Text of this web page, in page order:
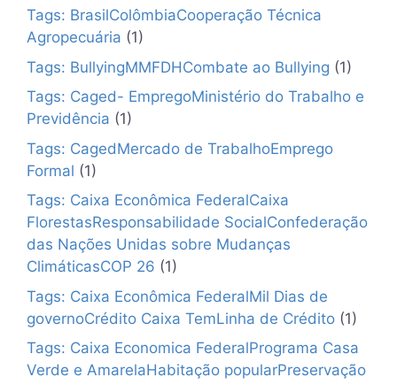
Tags: BrasilColômbiaCooperação Técnica
Agropecuária (1)
Tags: BullyingMMFDHCombate ao Bullying (1)
Tags: Caged- EmpregoMinistério do Trabalho e
Previdência (1)
Tags: CagedMercado de TrabalhoEmprego
Formal (1)
Tags: Caixa Econômica FederalCaixa
FlorestasResponsabilidade SocialConfederação
das Nações Unidas sobre Mudanças
ClimáticasCOP 26 (1)
Tags: Caixa Econômica FederalMil Dias de
governoCrédito Caixa TemLinha de Crédito (1)
Tags: Caixa Economica FederalPrograma Casa
Verde e AmarelaHabitação popularPreservação